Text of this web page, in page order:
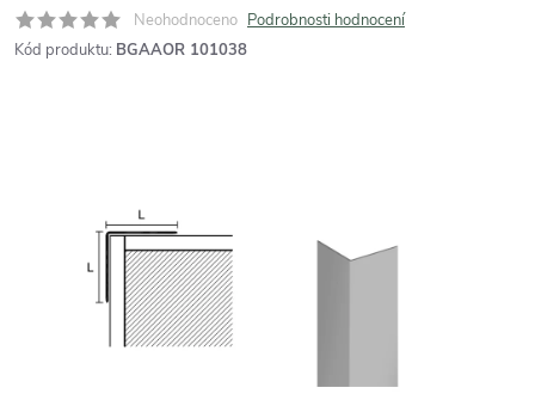
Neohodnoceno Podrobnosti hodnocení
Kód produktu: BGAAOR 101038